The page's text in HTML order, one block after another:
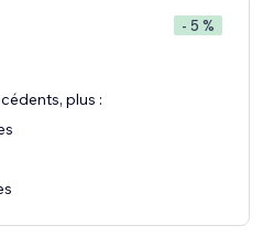
- 5 %
plus :